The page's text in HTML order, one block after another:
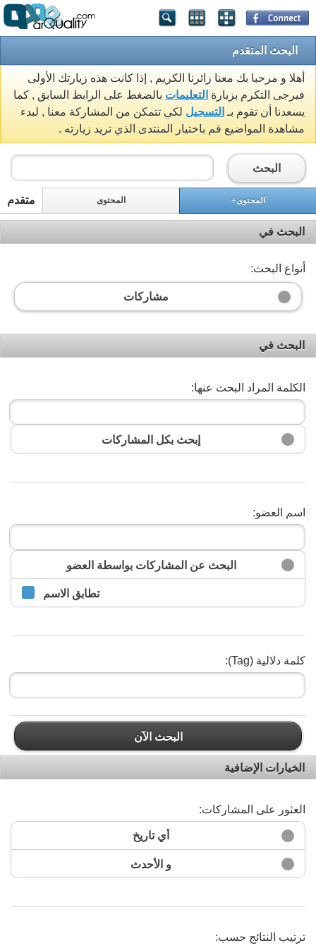
البحث المتقدم
أهلا و مرحبا بك معنا زائرنا الكريم , إذا كانت هذه زيارتك الأولى
فيرجى التكرم بزيارة التعليمات بالضغط على الرابط السابق , كما
يسعدنا أن تقوم بـ التسجيل لكي تتمكن من المشاركة معنا , لبدء
مشاهدة المواضيع قم باختيار المنتدى الذي تريد زيارته .
البحث
متقدم المحتوى المحتوى+
البحث في
أنواع البحث:
مشاركات
البحث في
الكلمة المراد البحث عنها:
إبحث بكل المشاركات
اسم العضو:
البحث عن المشاركات بواسطة العضو
تطابق الاسم
كلمة دلالية (Tag):
البحث الآن
الخيارات الإضافية
العثور على المشاركات:
أي تاريخ
و الأحدث
ترتيب النتائج حسب: